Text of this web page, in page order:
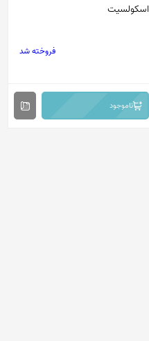
اسکولسیت
فروخته شد
ناموجود